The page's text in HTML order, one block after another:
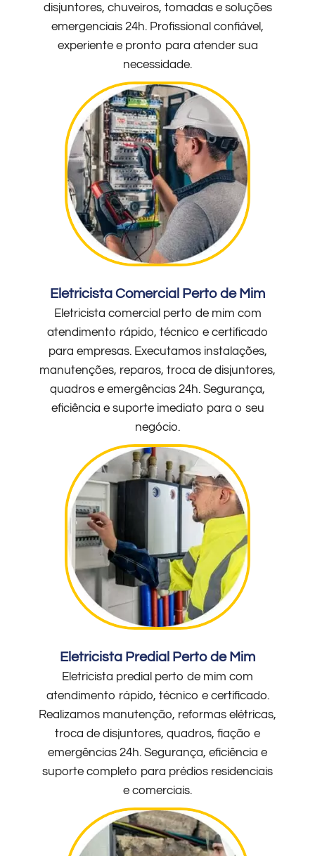
disjuntores, chuveiros, tomadas e soluções
emergenciais 24h. Profissional confiável,
experiente e pronto para atender sua
necessidade.
Eletricista Comercial Perto de Mim
Eletricista comercial perto de mim com
atendimento rápido, técnico e certificado
para empresas. Executamos instalações,
manutenções, reparos, troca de disjuntores,
quadros e emergências 24h. Segurança,
eficiência e suporte imediato para o seu
negócio.
Eletricista Predial Perto de Mim
Eletricista predial perto de mim com
atendimento rápido, técnico e certificado.
Realizamos manutenção, reformas elétricas,
troca de disjuntores, quadros, fiação e
emergências 24h. Segurança, eficiência e
suporte completo para prédios residenciais
e comerciais.